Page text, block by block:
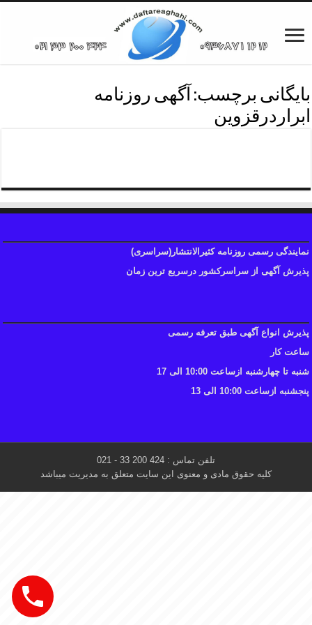
بایگانی برچسب: آگهی روزنامه
ابراردرقزوین
نمایندگی رسمی روزنامه کثیرالانتشار(سراسری)
پذیرش آگهی از سراسرکشور درسریع ترین زمان
پذیرش انواع آگهی طبق تعرفه رسمی
ساعت کار
شنبه تا چهارشنبه ازساعت 10:00 الی 17
پنجشنبه ازساعت 10:00 الی 13
تلفن تماس : 424 200 33 - 021
کلیه حقوق مادی و معنوی این سایت متعلق به مدیریت میباشد